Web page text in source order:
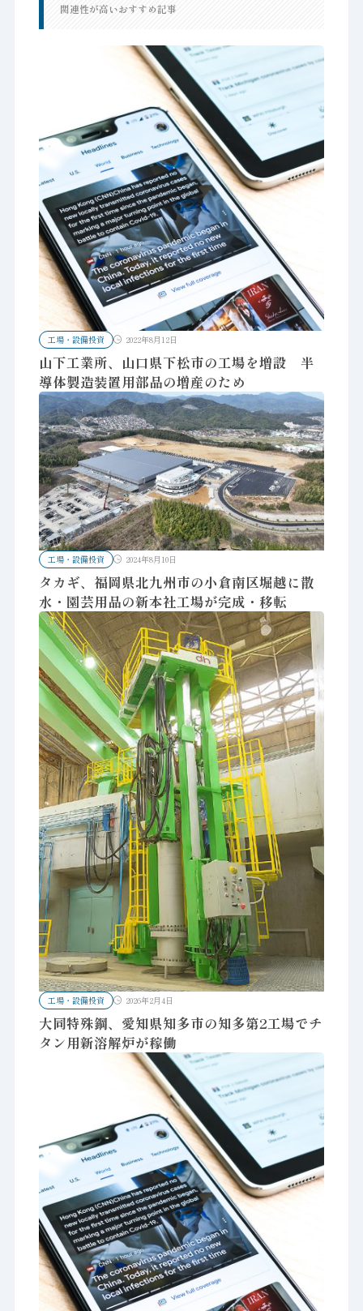
関連性が高いおすすめ記事
工場・設備投資 2022年8月12日
山下工業所、山口県下松市の工場を増設 半
導体製造装置用部品の増産のため
工場・設備投資 2024年8月10日
タカギ、福岡県北九州市の小倉南区堀越に散
水・園芸用品の新本社工場が完成・移転
工場・設備投資 2026年2月4日
大同特殊鋼、愛知県知多市の知多第2工場でチ
タン用新溶解炉が稼働